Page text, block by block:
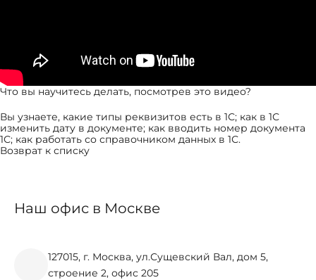
Что вы научитесь делать, посмотрев это видео?
Вы узнаете, какие типы реквизитов есть в 1С; как в 1С
изменить дату в документе; как вводить номер документа
1С; как работать со справочником данных в 1С.
Возврат к списку
Наш офис в Москве
127015, г. Москва, ул.Сущевский Вал, дом 5,
строение 2, офис 205